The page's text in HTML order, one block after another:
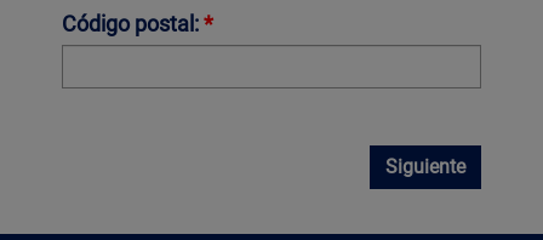
Código postal:*
Siguiente